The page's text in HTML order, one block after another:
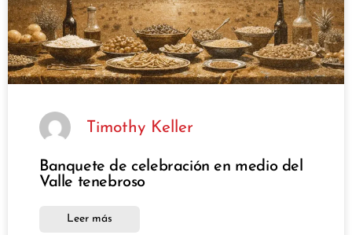
Timothy Keller
Banquete de celebración en medio del
Valle tenebroso
Leer más